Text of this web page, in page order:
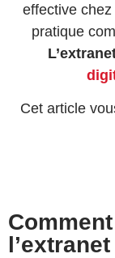
effective
pratique
Cet article
l’extranet